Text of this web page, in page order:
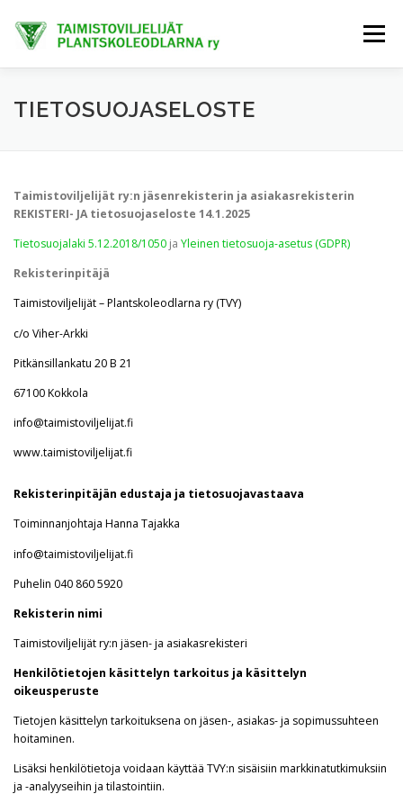
sisältöön
Valikko
ETUSIVU TIETOA MEISTÄ AJANKOHTAISTA
TRENDIKASVIT EXTRANET
TIETOSUOJASELOSTE
Taimistoviljelijät ry:n jäsenrekisterin ja asiakasrekisterin
REKISTERI- JA tietosuojaseloste 14.1.2025
Tietosuojalaki 5.12.2018/1050 ja Yleinen tietosuoja-asetus (GDPR)
Rekisterinpitäjä
Taimistoviljelijät – Plantskoleodlarna ry (TVY)
c/o Viher-Arkki
Pitkänsillankatu 20 B 21
67100 Kokkola
info@taimistoviljelijat.fi
www.taimistoviljelijat.fi
Rekisterinpitäjän edustaja ja tietosuojavastaava
Toiminnanjohtaja Hanna Tajakka
info@taimistoviljelijat.fi
Puhelin 040 860 5920
Rekisterin nimi
Taimistoviljelijät ry:n jäsen- ja asiakasrekisteri
Henkilötietojen käsittelyn tarkoitus ja käsittelyn
oikeusperuste
Tietojen käsittelyn tarkoituksena on jäsen-, asiakas- ja sopimussuhteen
hoitaminen.
Lisäksi henkilötietoja voidaan käyttää TVY:n sisäisiin markkinatutkimuksiin
ja -analyyseihin ja tilastointiin.